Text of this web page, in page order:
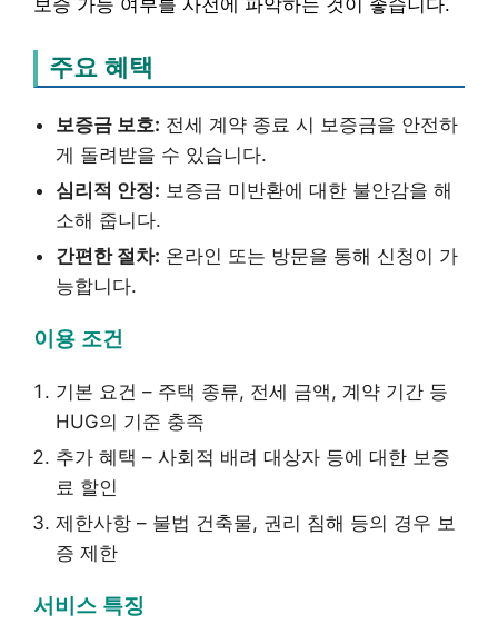
보증 가능 여부를 사전에 파악하는 것이 좋습니다.
주요 혜택
보증금 보호: 전세 계약 종료 시 보증금을 안전하
게 돌려받을 수 있습니다.
심리적 안정: 보증금 미반환에 대한 불안감을 해
소해 줍니다.
간편한 절차: 온라인 또는 방문을 통해 신청이 가
능합니다.
이용 조건
기본 요건 – 주택 종류, 전세 금액, 계약 기간 등
HUG의 기준 충족
추가 혜택 – 사회적 배려 대상자 등에 대한 보증
료 할인
제한사항 – 불법 건축물, 권리 침해 등의 경우 보
증 제한
서비스 특징